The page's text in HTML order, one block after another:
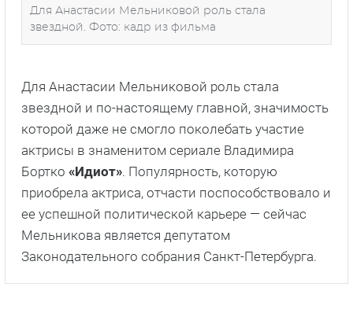
Для Анастасии Мельниковой роль стала
звездной. Фото: кадр из фильма
Для Анастасии Мельниковой роль стала
звездной и по-настоящему главной, значимость
которой даже не смогло поколебать участие
актрисы в знаменитом сериале Владимира
Бортко «Идиот». Популярность, которую
приобрела актриса, отчасти поспособствовало и
ее успешной политической карьере — сейчас
Мельникова является депутатом
Законодательного собрания Санкт-Петербурга.